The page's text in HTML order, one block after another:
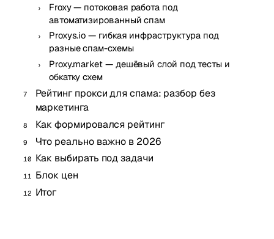
Froxy — потоковая работа под
автоматизированный спам
Proxys.io — гибкая инфраструктура под
разные спам-схемы
Proxy.market — дешёвый слой под тесты и
обкатку схем
Рейтинг прокси для спама: разбор без
маркетинга
Как формировался рейтинг
Что реально важно в 2026
Как выбирать под задачи
Блок цен
Итог